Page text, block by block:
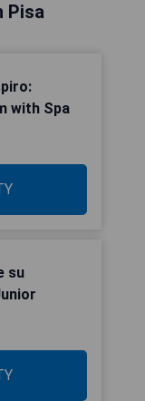
Pisa
with Spa
su